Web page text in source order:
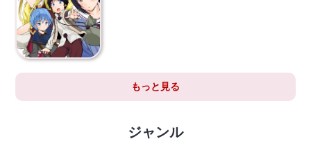
もっと見る
ジャンル